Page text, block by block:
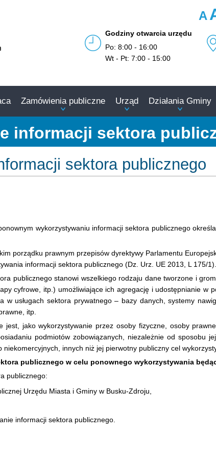
A
Godziny otwarcia urzędu
Po: 8:00 - 16:00
Wt - Pt: 7:00 - 15:00
Zamówienia publiczne Urząd Działania Gminy
informacji sektora
sektora publicznego
wykorzystywaniu informacji sektora publicznego
porządku prawnym przepisów dyrektywy Parlamentu
informacji sektora publicznego (Dz. Urz. UE 2013, L 175/1).
publicznego stanowi wszelkiego rodzaju dane tworzone i
cyfrowe, itp.) umożliwiające ich agregację i udostępnianie w
usługach sektora prywatnego – bazy danych, systemy
itp.
jest, jako wykorzystywanie przez osoby fizyczne, osoby
podmiotów zobowiązanych, niezależnie od sposobu
innych niż jej pierwotny publiczny cel
publicznego w celu ponownego wykorzystywania
publicznego:
Urzędu Miasta i Gminy w Busku-Zdroju,
informacji sektora publicznego.